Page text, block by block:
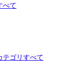
べて
テゴリすべて